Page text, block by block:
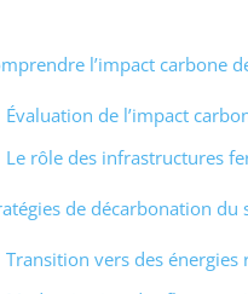
l’impact carbone
Évaluation de l’impact
Le rôle des infrastructures
de décarbonation du
Transition vers des énergies